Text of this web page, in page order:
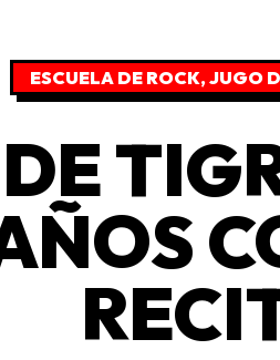
ESCUELA DE ROCK,JUGO